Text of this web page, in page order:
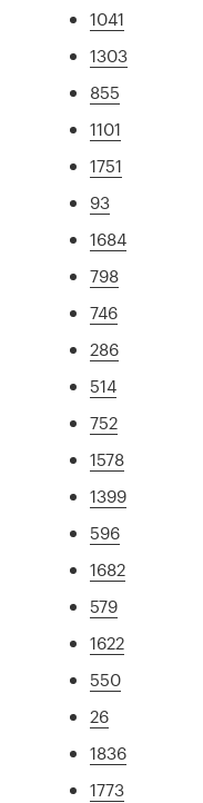
1041
1303
855
1101
1751
93
1684
798
746
286
514
752
1578
1399
596
1682
579
1622
550
26
1836
1773